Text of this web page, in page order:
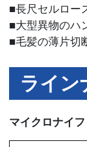
■長尺セルロー
■大型異物のハ
■毛髪の薄片切
ライン
マイクロナイ